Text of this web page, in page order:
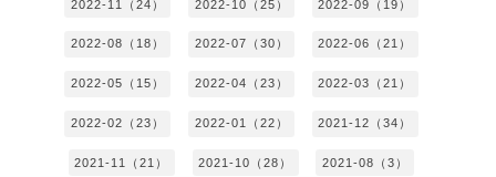
2022-11（24） 2022-10（25） 2022-09（19）
2022-08（18） 2022-07（30） 2022-06（21）
2022-05（15） 2022-04（23） 2022-03（21）
2022-02（23） 2022-01（22） 2021-12（34）
2021-11（21） 2021-10（28） 2021-08（3）